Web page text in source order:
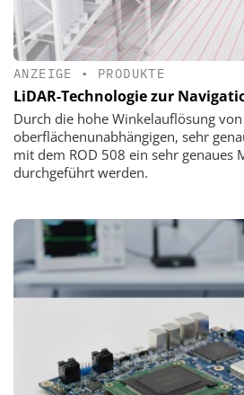
ANZEIGE • PRODUKTE
LiDAR-Technologie zur
Durch die hohe Winkelauflösung
oberflächenunabhängigen, sehr
mit dem ROD 508 ein sehr genaues
durchgeführt werden.